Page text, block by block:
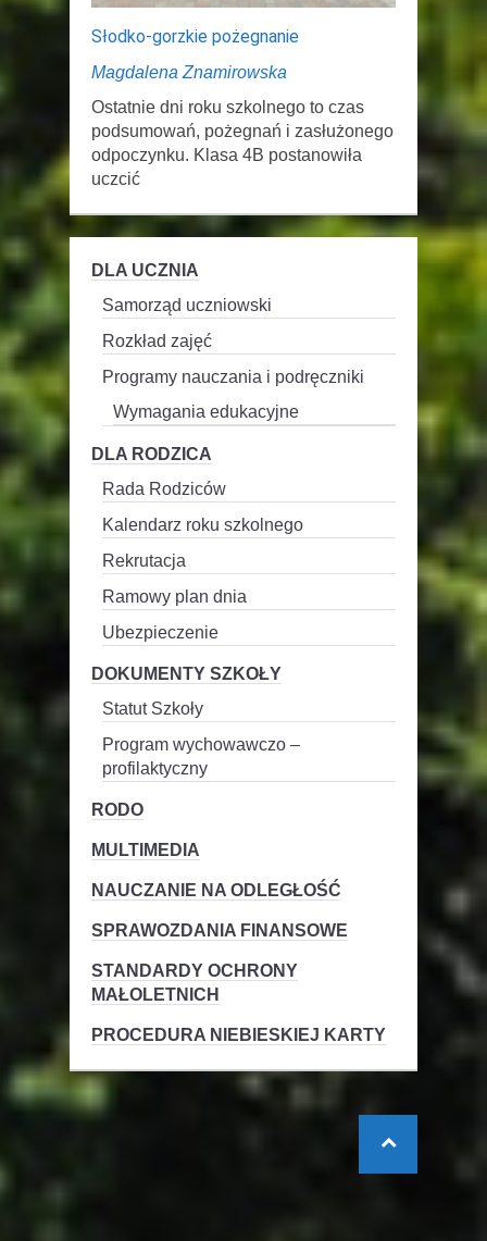
Słodko-gorzkie pożegnanie
Magdalena Znamirowska
Ostatnie dni roku szkolnego to czas
podsumowań, pożegnań i zasłużonego
odpoczynku. Klasa 4B postanowiła
uczcić
DLA UCZNIA
Samorząd uczniowski
Rozkład zajęć
Programy nauczania i podręczniki
Wymagania edukacyjne
DLA RODZICA
Rada Rodziców
Kalendarz roku szkolnego
Rekrutacja
Ramowy plan dnia
Ubezpieczenie
DOKUMENTY SZKOŁY
Statut Szkoły
Program wychowawczo –
profilaktyczny
RODO
MULTIMEDIA
NAUCZANIE NA ODLEGŁOŚĆ
SPRAWOZDANIA FINANSOWE
STANDARDY OCHRONY
MAŁOLETNICH
PROCEDURA NIEBIESKIEJ KARTY